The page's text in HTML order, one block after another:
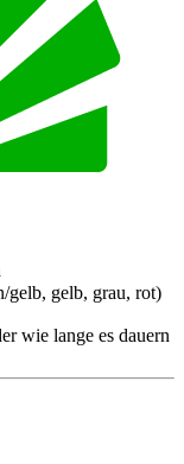
gelb, gelb, grau, rot)
wie lange es dauern